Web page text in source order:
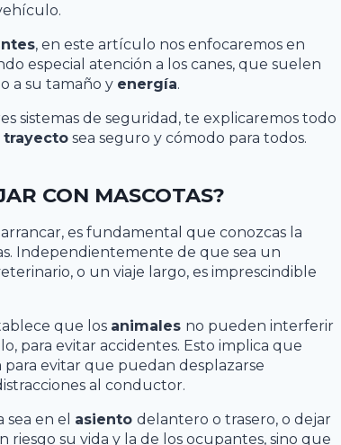
, en este artículo nos enfocaremos en
especial atención a los canes, que suelen
a su tamaño y energía.
sistemas de seguridad, te explicaremos todo
trayectosea seguro y cómodo para todos.
CON MASCOTAS?
es fundamental que conozcas la
Independientemente de que sea un
o un viaje largo, es imprescindible
que los animales no pueden interferir
para evitar accidentes. Esto implica que
evitar que puedan desplazarse
al conductor.
en el asiento delantero o trasero, o dejar
su vida y la de los ocupantes, sino que